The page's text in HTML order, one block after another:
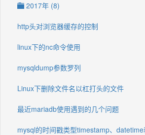
2017年 (8)
http头对浏览器缓存的控制
linux下的nc命令使用
mysqldump参数罗列
Linux下删除文件名以杠打头的文件
最近mariadb使用遇到的几个问题
mysql的时间戳类型timestamp、